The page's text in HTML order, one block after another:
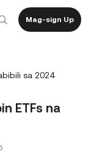
Mag-sign Up
sa 2024
ETFs na